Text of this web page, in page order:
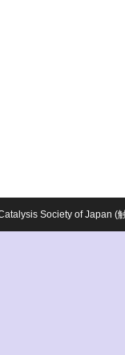
Society of Japan (